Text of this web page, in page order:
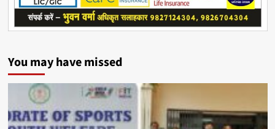
You may have missed